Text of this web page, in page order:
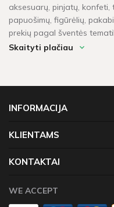
aksesuarų, pinjatų, konfeti,
papuošimų, figūrėlių,
prekių pagal šventės
kalėdos, krikštynos,
Šventinės dekoracijos
neturime, pristatymas gali
nemokamas pristatymas!
Skaityti plačiau
INFORMACIJA
KLIENTAMS
KONTAKTAI
WE ACCEPT